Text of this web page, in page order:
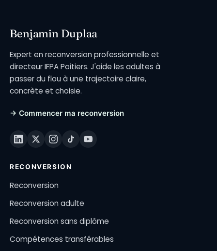
Benjamin Duplaa
Expert en reconversion professionnelle et
directeur IFPA Poitiers. J'aide les adultes à
passer du flou à une trajectoire claire,
concrète et choisie.
→ Commencer ma reconversion
RECONVERSION
Reconversion
Reconversion adulte
Reconversion sans diplôme
Compétences transférables